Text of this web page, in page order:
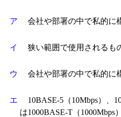
ア 会社や部署の中で私的に
イ 狭い範囲で使用されるも
ウ 会社や部署の中で私的に
エ
10BASE-5（10Mbps）、
は1000BASE-T（